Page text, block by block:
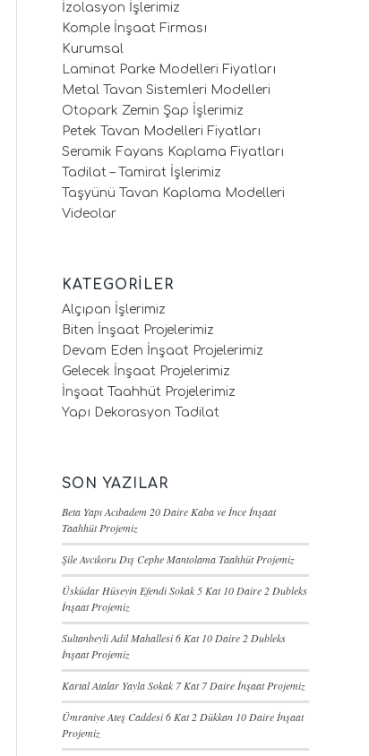
İzolasyon İşlerimiz
Komple İnşaat Firması
Kurumsal
Laminat Parke Modelleri Fiyatları
Metal Tavan Sistemleri Modelleri
Otopark Zemin Şap İşlerimiz
Petek Tavan Modelleri Fiyatları
Seramik Fayans Kaplama Fiyatları
Tadilat – Tamirat İşlerimiz
Taşyünü Tavan Kaplama Modelleri
Videolar
KATEGORILER
Alçıpan İşlerimiz
Biten İnşaat Projelerimiz
Devam Eden İnşaat Projelerimiz
Gelecek İnşaat Projelerimiz
İnşaat Taahhüt Projelerimiz
Yapı Dekorasyon Tadilat
SON YAZILAR
Beta Yapı Acıbadem 20 Daire Kaba ve İnce İnşaat
Taahhüt Projemiz
Şile Avcıkoru Dış Cephe Mantolama Taahhüt Projemiz
Üsküdar Hüseyin Efendi Sokak 5 Kat 10 Daire 2 Dubleks
İnşaat Projemiz
Sultanbeyli Adil Mahallesi 6 Kat 10 Daire 2 Dubleks
İnşaat Projemiz
Kartal Atalar Yayla Sokak 7 Kat 7 Daire İnşaat Projemiz
Ümraniye Ateş Caddesi 6 Kat 2 Dükkan 10 Daire İnşaat
Projemiz